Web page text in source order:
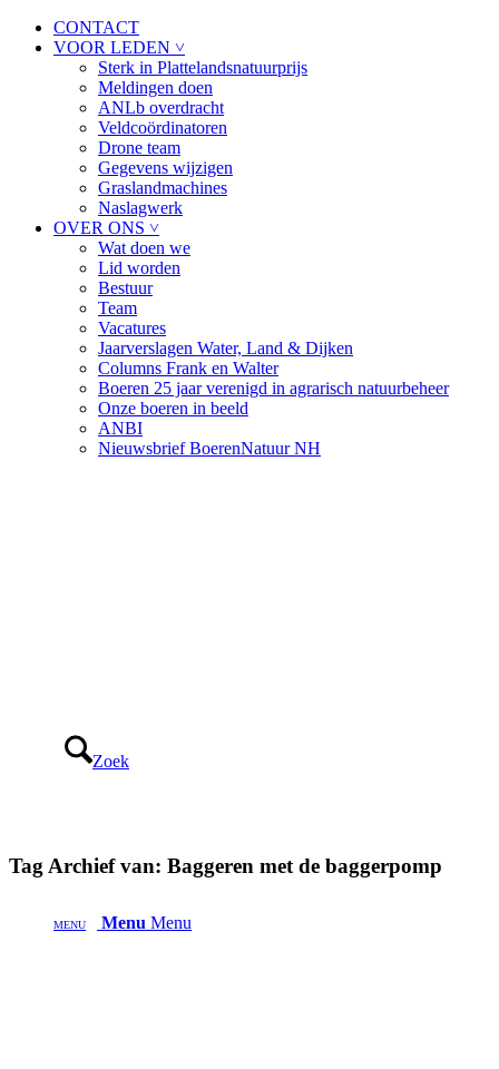
CONTACT
VOOR LEDEN ˅
Sterk in Plattelandsnatuurprijs
Meldingen doen
ANLb overdracht
Veldcoördinatoren
Drone team
Gegevens wijzigen
Graslandmachines
Naslagwerk
OVER ONS ˅
Wat doen we
Lid worden
Bestuur
Team
Vacatures
Jaarverslagen Water, Land & Dijken
Columns Frank en Walter
Boeren 25 jaar verenigd in agrarisch natuurbeheer
Onze boeren in beeld
ANBI
Nieuwsbrief BoerenNatuur NH
Zoek
Menu Menu
Tag Archief van: Baggeren met de baggerpomp